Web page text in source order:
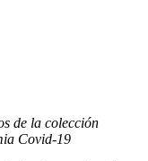
de la colección
Covid-19